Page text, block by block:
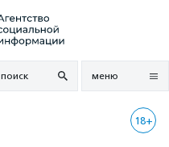
поиск меню
18+